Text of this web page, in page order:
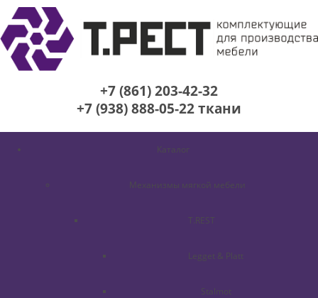
+7 (861) 203-42-32
+7 (938) 888-05-22 ткани
Каталог
Механизмы мягкой мебели
T.REST
Legget & Platt
Stalmot